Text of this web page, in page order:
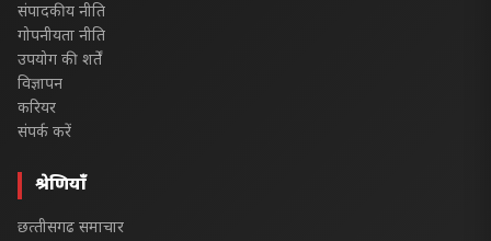
संपादकीय नीति
गोपनीयता नीति
उपयोग की शर्तें
विज्ञापन
करियर
संपर्क करें
श्रेणियाँ
छत्‍तीसगढ समाचार